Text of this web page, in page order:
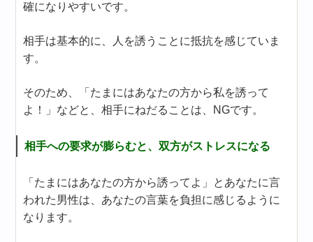
確になりやすいです。
相手は基本的に、人を誘うことに抵抗を感じていま
す。
そのため、「たまにはあなたの方から私を誘って
よ！」などと、相手にねだることは、NGです。
相手への要求が膨らむと、双方がストレスになる
「たまにはあなたの方から誘ってよ」とあなたに言
われた男性は、あなたの言葉を負担に感じるように
なります。